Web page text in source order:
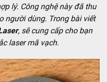
lý. Công nghệ này đã thu
người dùng. Trong bài viết
, sẽ cung cấp cho bạn
laser mã vạch.